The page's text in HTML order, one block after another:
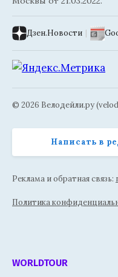
Дзен.Новости |
© 2026 Велодейли.ру
Написать в
Реклама и обратная связь:
Политика
WORLDTOUR